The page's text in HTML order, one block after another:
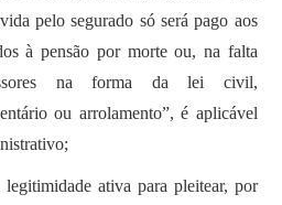
pelo segurado só será pago aos
à pensão por morte ou, na falta
na forma da lei civil,
ou arrolamento”, é aplicável
ativa para pleitear, por